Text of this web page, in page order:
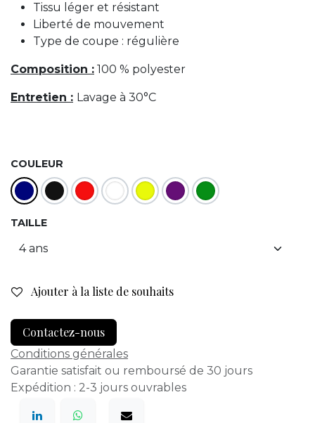
Tissu léger et résistant
Liberté de mouvement
Type de coupe : régulière
Composition : 100 % polyester
Entretien : Lavage à 30°C
COULEUR
TAILLE
Ajouter à la liste de souhaits
Contactez-nous
Conditions générales
Garantie satisfait ou remboursé de 30 jours
Expédition : 2-3 jours ouvrables